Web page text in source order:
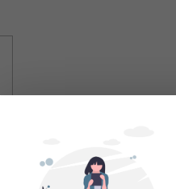
service de mise en relation sans